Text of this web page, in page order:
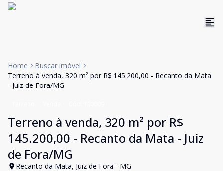
Home
Buscar imóvel
Terreno à venda, 320 m² por R$ 145.200,00 - Recanto da Mata
- Juiz de Fora/MG
Terreno à venda, 320 m² por R$
145.200,00 - Recanto da Mata - Juiz
de Fora/MG
Recanto da Mata, Juiz de Fora - MG